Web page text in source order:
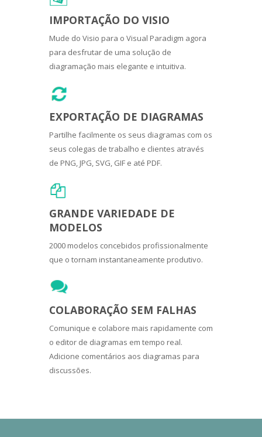
IMPORTAÇÃO DO VISIO
Mude do Visio para o Visual Paradigm agora
para desfrutar de uma solução de
diagramação mais elegante e intuitiva.
EXPORTAÇÃO DE DIAGRAMAS
Partilhe facilmente os seus diagramas com os
seus colegas de trabalho e clientes através
de PNG, JPG, SVG, GIF e até PDF.
GRANDE VARIEDADE DE
MODELOS
2000 modelos concebidos profissionalmente
que o tornam instantaneamente produtivo.
COLABORAÇÃO SEM FALHAS
Comunique e colabore mais rapidamente com
o editor de diagramas em tempo real.
Adicione comentários aos diagramas para
discussões.